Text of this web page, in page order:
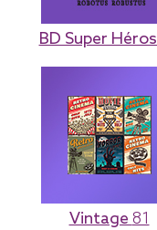
BD Super Héros
Vintage 81